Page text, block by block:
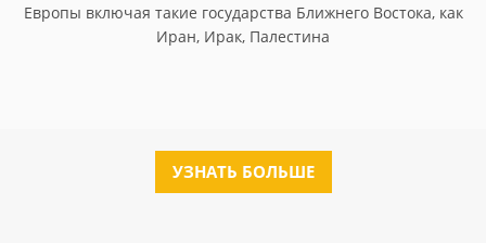
Европы включая такие государства Ближнего Востока, как
Иран, Ирак, Палестина
УЗНАТЬ БОЛЬШЕ